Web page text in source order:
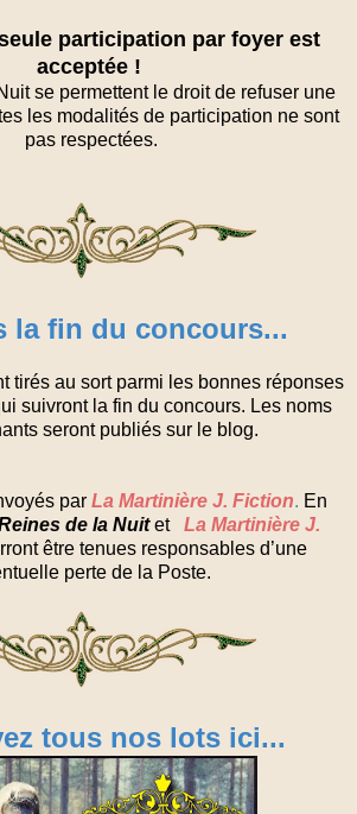
participation par foyer est
acceptée !
se permettent le droit de refuser une
les modalités de participation ne sont
pas respectées.
la fin du concours...
tirés au sort parmi les bonnes réponses
suivront la fin du concours. Les noms
seront publiés sur le blog.
par La Martinière J. Fiction. En
de la Nuitet La Martinière J.
être tenues responsables d’une
perte de la Poste.
tous nos lots ici...